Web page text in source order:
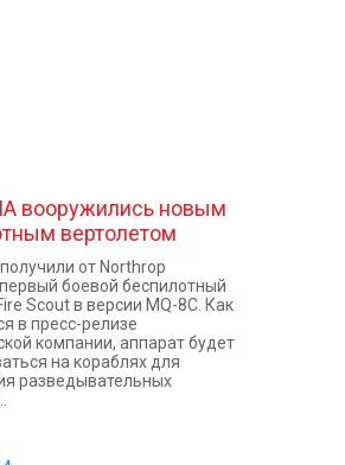
вооружились новым
вертолетом
от Northrop
боевой беспилотный
Scout в версии MQ-8C. Как
в пресс-релизе
компании, аппарат будет
на кораблях для
разведывательных